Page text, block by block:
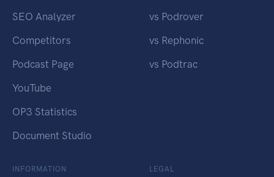
SEO Analyzer
Competitors
Podcast Page
YouTube
OP3 Statistics
Document Studio
vs Podrover
vs Rephonic
vs Podtrac
INFORMATION LEGAL